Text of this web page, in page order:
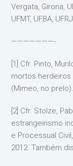
Vergata, Girona,
UFMT, UFBA,
———————-
[1] Cfr. Pinto,
mortos herdeiros
(Mimeo, no prelo).
[2] Cfr. Stolze,
estrangeirismo
e Processual
2012. Também